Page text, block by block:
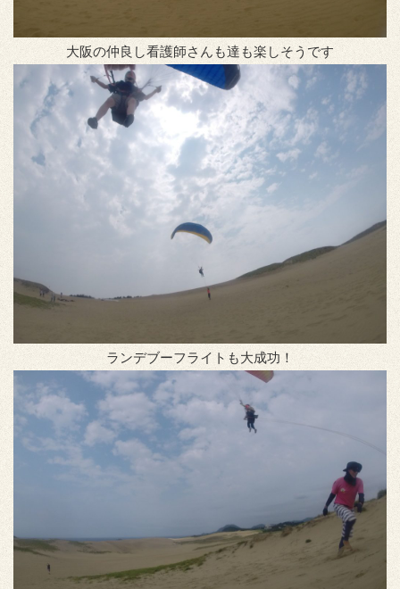
大阪の仲良し看護師さんも達も楽しそうです
ランデブーフライトも大成功！